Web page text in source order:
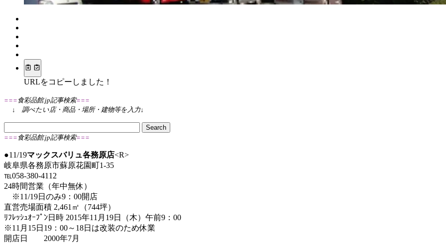
URLをコピーしました！
=== 食彩品館.jp記事検索===
↓ 調べたい店・商品・場所・建物等を入力↓
=== 食彩品館.jp記事検索===
●11/19マックスバリュ各務原店<R>
岐阜県各務原市蘇原花園町1-35
℡058-380-4112
24時間営業（年中無休）
※11/19日のみ9：00開店
直営売場面積 2,461㎡（744坪）
ﾘﾌﾚｯｼｭｵｰﾌﾟﾝ日時 2015年11月19日（木）午前9：00
※11月15日19：00～18日は改装のため休業
開店日 2000年7月